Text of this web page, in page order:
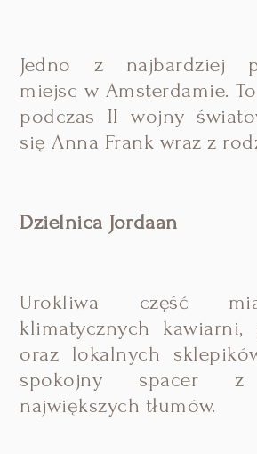
Jedno z najbardziej
miejsc w Amsterdamie.
podczas II wojny
się Anna Frank wraz z
Dzielnica Jordaan
Urokliwa część
klimatycznych
oraz lokalnych
spokojny spacer
największych tłumów.